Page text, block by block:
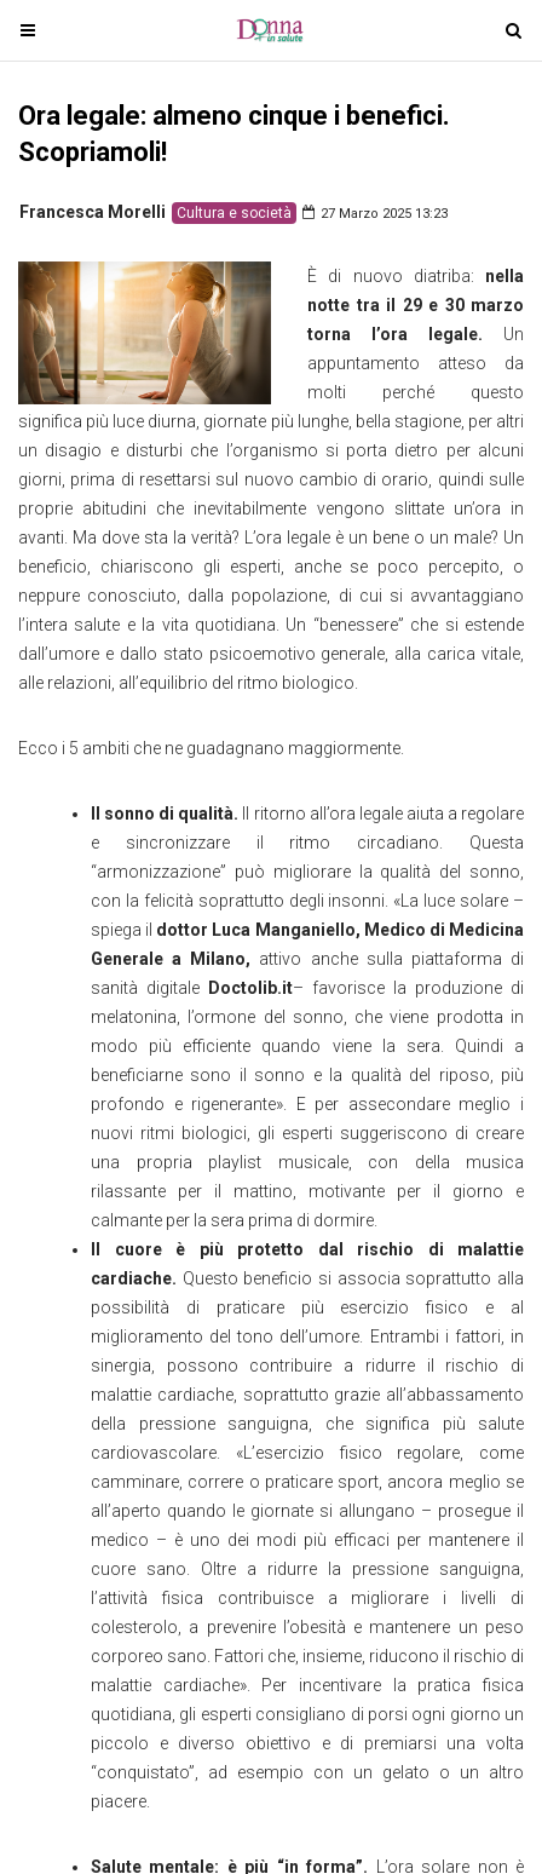
T
o
g
l
n
v
i
T
o
Ora legale: almeno cinque i benefici.
Scopriamoli!
Francesca Morelli Cultura e società 27 Marzo 2025 13:23
È di nuovo diatriba: nella
notte tra il 29 e 30 marzo
torna l’ora legale. Un
appuntamento atteso da
molti perché questo
significa più luce diurna, giornate più lunghe, bella stagione, per altri
un disagio e disturbi che l’organismo si porta dietro per alcuni
giorni, prima di resettarsi sul nuovo cambio di orario, quindi sulle
proprie abitudini che inevitabilmente vengono slittate un’ora in
avanti. Ma dove sta la verità? L’ora legale è un bene o un male? Un
beneficio, chiariscono gli esperti, anche se poco percepito, o
neppure conosciuto, dalla popolazione, di cui si avvantaggiano
l’intera salute e la vita quotidiana. Un “benessere” che si estende
dall’umore e dallo stato psicoemotivo generale, alla carica vitale,
alle relazioni, all’equilibrio del ritmo biologico.
Ecco i 5 ambiti che ne guadagnano maggiormente.
Il sonno di qualità.
Il ritorno all’ora legale aiuta a regolare
e sincronizzare il ritmo circadiano. Questa
“armonizzazione” può migliorare la qualità del sonno,
con la felicità soprattutto degli insonni. «La luce solare –
spiega il dottor Luca Manganiello, Medico di Medicina
Generale a Milano, attivo anche sulla piattaforma di
sanità digitale
Doctolib.it– favorisce la produzione di
melatonina, l’ormone del sonno, che viene prodotta in
modo più efficiente quando viene la sera. Quindi a
beneficiarne sono il sonno e la qualità del riposo, più
profondo e rigenerante». E per assecondare meglio i
nuovi ritmi biologici, gli esperti suggeriscono di creare
una propria playlist musicale, con della musica
rilassante per il mattino, motivante per il giorno e
calmante per la sera prima di dormire.
Il cuore è più protetto dal rischio di malattie
cardiache. Questo beneficio si associa soprattutto alla
possibilità di praticare più esercizio fisico e al
miglioramento del tono dell’umore. Entrambi i fattori, in
sinergia, possono contribuire a ridurre il rischio di
malattie cardiache, soprattutto grazie all’abbassamento
della pressione sanguigna, che significa più salute
cardiovascolare. «L’esercizio fisico regolare, come
camminare, correre o praticare sport, ancora meglio se
all’aperto quando le giornate si allungano – prosegue il
medico – è uno dei modi più efficaci per mantenere il
cuore sano. Oltre a ridurre la pressione sanguigna,
l’attività fisica contribuisce a migliorare i livelli di
colesterolo, a prevenire l’obesità e mantenere un peso
corporeo sano. Fattori che, insieme, riducono il rischio di
malattie cardiache». Per incentivare la pratica fisica
quotidiana, gli esperti consigliano di porsi ogni giorno un
piccolo e diverso obiettivo e di premiarsi una volta
“conquistato”, ad esempio con un gelato o un altro
piacere.
Salute mentale: è più “in forma”.
L’ora solare non è